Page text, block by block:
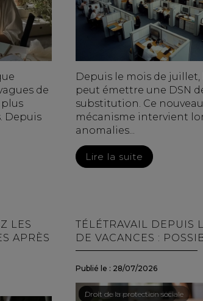
de
Depuis
Depuis le mois de juillet,
peut émettre une DSN
substitution. Ce nouveau
mécanisme intervient
anomalies...
Lire la suite
LES
APRÈS
TÉLÉTRAVAIL DEPUIS
DE VACANCES :
Publié le : 28/07/2026
Droit du travail - Salariés
/Droit de la protection sociale